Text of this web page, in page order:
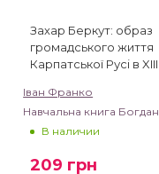
Захар Беркут: образ
громадського життя
Карпатської Русі в XIII
Іван Франко
Навчальна книга Богдан
В наличии
209 грн